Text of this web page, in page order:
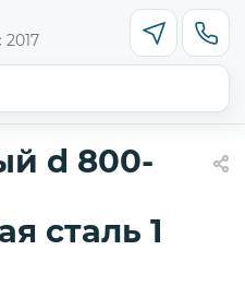
d 800-
сталь 1